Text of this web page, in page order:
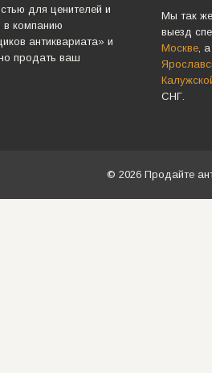
для ценителей и
в компанию
антиквариата» и
продать ваш
Мы так
выезд
Москве,
СНГ.
© 2026 Продайте